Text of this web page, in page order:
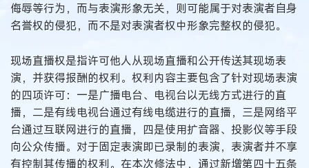
侮辱等行为，而与表演形象无关，则可能属于对表演者自身
名誉权的侵犯，而不是对表演者权中形象完整权的侵犯。
现场直播权是指许可他人从现场直播和公开传送其现场表
演，并获得报酬的权利。权利内容主要包含了针对现场表演
的四项许可：一是广播电台、电视台以无线方式进行的直
播，二是有线电视台通过有线电缆进行的直播，三是网络平
台通过互联网进行的直播，四是使用扩音器、投影仪等手段
向公众传播。对于固定表演即已录制的表演，表演者并不享
有控制其传播的权利。在本次修法中，通过新增第四十五条